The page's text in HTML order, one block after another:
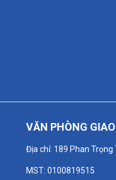
VĂN PHÒNG
Địa chỉ: 189 Phan Trọng
MST: 0100819515